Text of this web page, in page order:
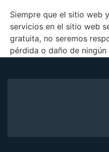
Siempre que el sitio web
servicios en el sitio web
gratuita, no seremos
pérdida o daño de ningún